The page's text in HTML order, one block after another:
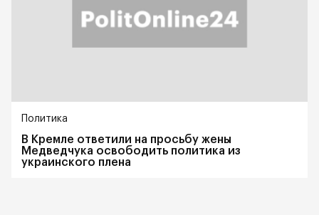
Политика
В Кремле ответили на просьбу жены
Медведчука освободить политика из
украинского плена